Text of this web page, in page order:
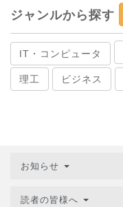
ジャンルから探す
IT・コンピュータ
理工 ビジネス
お知らせ
読者の皆様へ